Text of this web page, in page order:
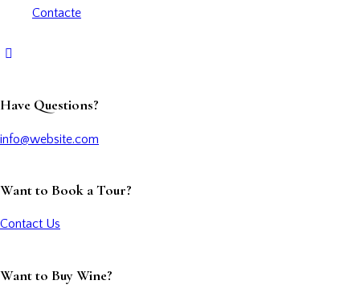
Contacte
Have Questions?
info@website.com
Want to Book a Tour?
Contact Us
Want to Buy Wine?